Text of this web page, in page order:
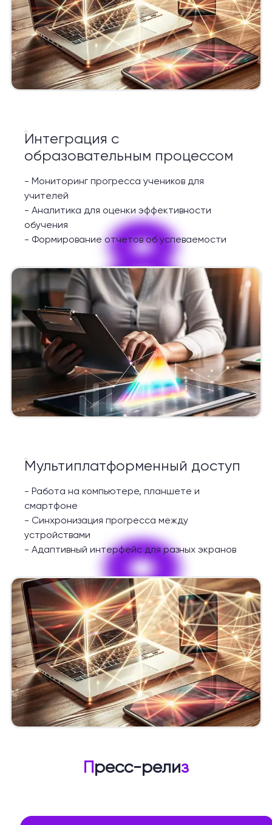
8
Интеграция с
образовательным процессом
- Мониторинг прогресса учеников для
учителей
- Аналитика для оценки эффективности
обучения
- Формирование отчетов об успеваемости
9
Мультиплатформенный доступ
- Работа на компьютере, планшете и
смартфоне
- Синхронизация прогресса между
устройствами
- Адаптивный интерфейс для разных экранов
Пресс-релиз